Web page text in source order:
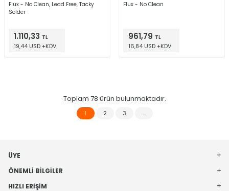
Flux - No Clean, Lead Free, Tacky
Solder
1.110,33 TL
19,44 USD +KDV
Flux - No Clean
961,79 TL
16,84 USD +KDV
Toplam 78 ürün bulunmaktadır.
1 2 3 …
ÜYE
ÖNEMLI BILGILER
HIZLI ERIŞIM